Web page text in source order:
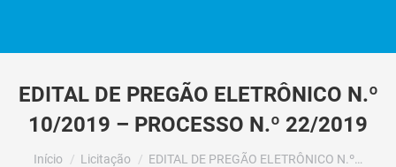
EDITAL DE PREGÃO ELETRÔNICO N.º
10/2019 – PROCESSO N.º 22/2019
Você está aqui:
Início Licitação EDITAL DE PREGÃO ELETRÔNICO N.º…